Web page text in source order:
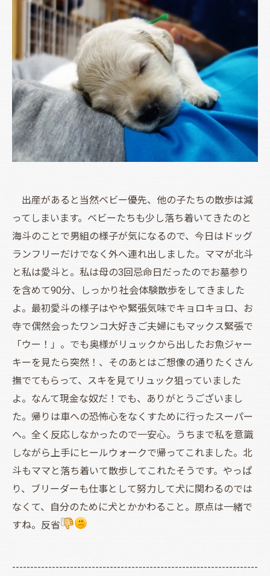
出産があると当然ベビー優先、他の子たちの散歩は減
ってしまいます。ベビーたちも少し落ち着いてきたのと
海斗のことで男組の様子が気になるので、今日はドッグ
ランフリーだけでなく外へ連れ出しました。ママが北斗
と私は愛斗と。私は母の3回忌命日だったのでお墓参り
を含めて90分、しっかり社会体験散歩をしてきました
よ。最初愛斗の様子はやや緊張気味でキョロキョロ、お
寺で偶然会ったワンコ大好きご夫婦にもマックス緊張で
「ウー！」。でも奥様がリュックから出したお魚ジャー
キーを見たら突然！、そのあとはご想像の通りたくさん
撫でてもらって、スキを見てリュック狙っていました
よ。なんて現金な奴だ！でも、ありがとうございまし
た。帰りは車への恐怖心をなくすために行ったスーパー
へ。全く反応しなかったので一安心。うちまで私を意識
しながら上手にヒールウォークで帰ってこれました。北
斗もママと落ち着いて散歩してこれたそうです。やっぱ
り、ブリーダーも仕事として努力して犬に関わるのでは
なくて、自分のために犬とかかわること。原点は一緒で
すね。反省
--------------------------------------------------------------------